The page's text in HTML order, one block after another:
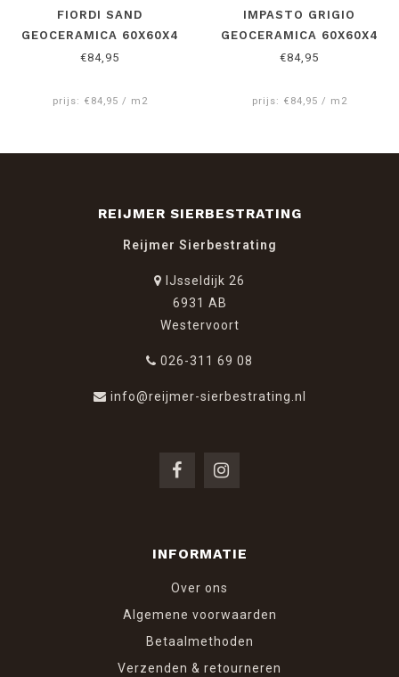
FIORDI SAND
GEOCERAMICA 60X60X4
CM
€84,95
prijs: €84,95 / m2
IMPASTO GRIGIO
GEOCERAMICA 60X60X4
CM
€84,95
prijs: €84,95 / m2
REIJMER SIERBESTRATING
Reijmer Sierbestrating
IJsseldijk 26
6931 AB
Westervoort
026-311 69 08
info@reijmer-sierbestrating.nl
INFORMATIE
Over ons
Algemene voorwaarden
Betaalmethoden
Verzenden & retourneren